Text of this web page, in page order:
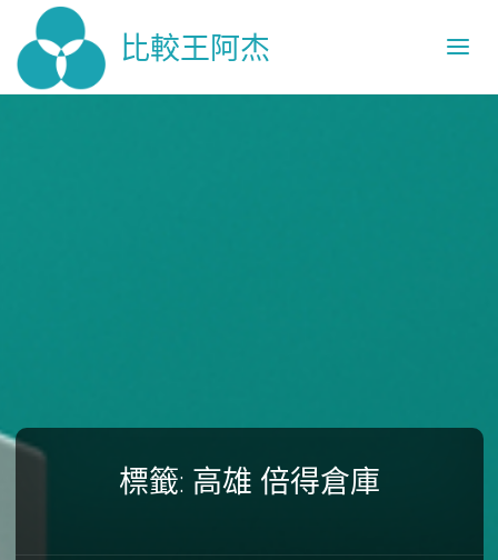
比較王阿杰
標籤: 高雄 倍得倉庫